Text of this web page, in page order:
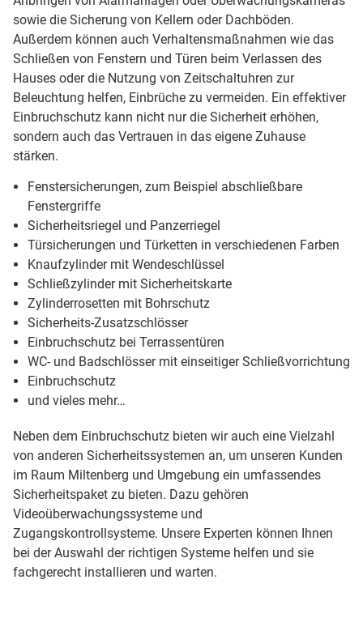
sowie die Sicherung von Kellern oder Dachböden.
Außerdem können auch Verhaltensmaßnahmen wie das
Schließen von Fenstern und Türen beim Verlassen des
Hauses oder die Nutzung von Zeitschaltuhren zur
Beleuchtung helfen, Einbrüche zu vermeiden. Ein effektiver
Einbruchschutz kann nicht nur die Sicherheit erhöhen,
sondern auch das Vertrauen in das eigene Zuhause
stärken.
Fenstersicherungen, zum Beispiel abschließbare
Fenstergriffe
Sicherheitsriegel und Panzerriegel
Türsicherungen und Türketten in verschiedenen Farben
Knaufzylinder mit Wendeschlüssel
Schließzylinder mit Sicherheitskarte
Zylinderrosetten mit Bohrschutz
Sicherheits-Zusatzschlösser
Einbruchschutz bei Terrassentüren
WC- und Badschlösser mit einseitiger Schließvorrichtung
Einbruchschutz
und vieles mehr…
Neben dem Einbruchschutz bieten wir auch eine Vielzahl
von anderen Sicherheitssystemen an, um unseren Kunden
im Raum Miltenberg und Umgebung ein umfassendes
Sicherheitspaket zu bieten. Dazu gehören
Videoüberwachungssysteme und
Zugangskontrollsysteme. Unsere Experten können Ihnen
bei der Auswahl der richtigen Systeme helfen und sie
fachgerecht installieren und warten.